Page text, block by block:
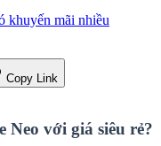
khuyến mãi nhiều
Copy Link
Neo với giá siêu rẻ?